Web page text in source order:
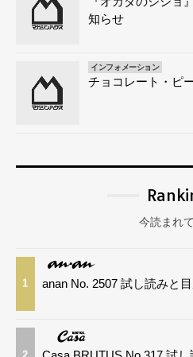
知らせ
インフォメーション
チョコレート・ピ
今読まれ
1 anan No. 2507 試し読みと